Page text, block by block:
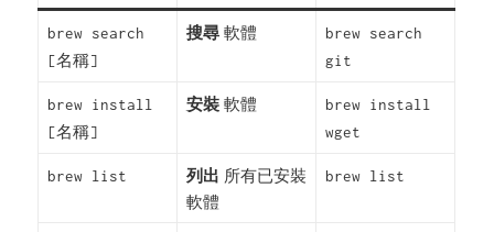
brew search
[名稱]
搜尋軟體
brew search
git
brew install
[名稱]
安裝軟體
brew install
wget
brew list 列出 所有已安裝
軟體
brew list